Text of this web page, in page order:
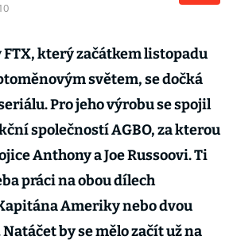
který začátkem listopadu
světem, se dočká
Pro jeho výrobu se spojil
společností AGBO, za kterou
Anthony a Joe Russoovi. Ti
práci na obou dílech
Ameriky nebo dvou
by se mělo začít už na